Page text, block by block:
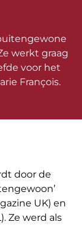
werkt graag
voor het
François.
door de
UK) en
Ze werd als